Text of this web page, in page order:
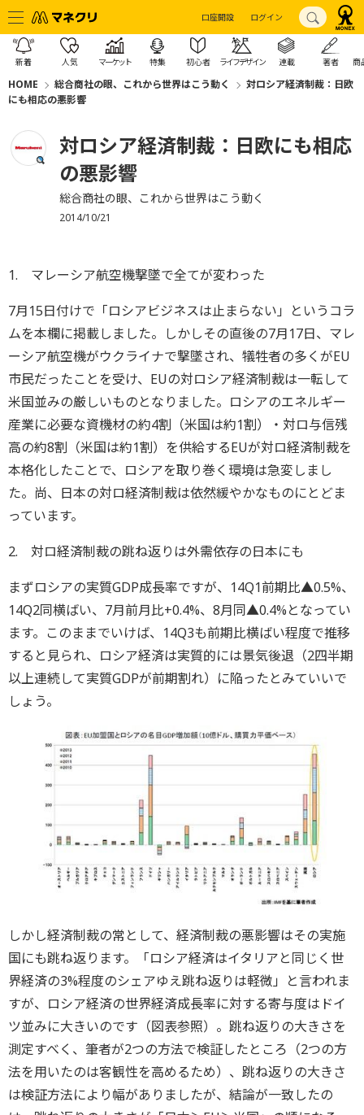
口座開設 ログイン
新着 人気 マーケット 特集 初心者 ライフデザイン 連載 著者 商
HOME 総合商社の眼、これから世界はこう動く
対ロシア経済制裁：日欧
にも相応の悪影響
対ロシア経済制裁：日欧にも相応
の悪影響
総合商社の眼、これから世界はこう動く
2014/10/21
1. マレーシア航空機撃墜で全てが変わった
7月15日付けで「ロシアビジネスは止まらない」というコラ
ムを本欄に掲載しました。しかしその直後の7月17日、マレ
ーシア航空機がウクライナで撃墜され、犠牲者の多くがEU
市民だったことを受け、EUの対ロシア経済制裁は一転して
米国並みの厳しいものとなりました。ロシアのエネルギー
産業に必要な資機材の約4割（米国は約1割）・対ロ与信残
高の約8割（米国は約1割）を供給するEUが対ロ経済制裁を
本格化したことで、ロシアを取り巻く環境は急変しまし
た。尚、日本の対ロ経済制裁は依然緩やかなものにとどま
っています。
2. 対ロ経済制裁の跳ね返りは外需依存の日本にも
まずロシアの実質GDP成長率ですが、14Q1前期比▲0.5%、
14Q2同横ばい、7月前月比+0.4%、8月同▲0.4%となってい
ます。このままでいけば、14Q3も前期比横ばい程度で推移
すると見られ、ロシア経済は実質的には景気後退（2四半期
以上連続して実質GDPが前期割れ）に陥ったとみていいで
しょう。
しかし経済制裁の常として、経済制裁の悪影響はその実施
国にも跳ね返ります。「ロシア経済はイタリアと同じく世
界経済の3%程度のシェアゆえ跳ね返りは軽微」と言われま
すが、ロシア経済の世界経済成長率に対する寄与度はドイ
ツ並みに大きいのです（図表参照）。跳ね返りの大きさを
測定すべく、筆者が2つの方法で検証したところ（2つの方
法を用いたのは客観性を高めるため）、跳ね返りの大きさ
は検証方法により幅がありましたが、結論が一致したの